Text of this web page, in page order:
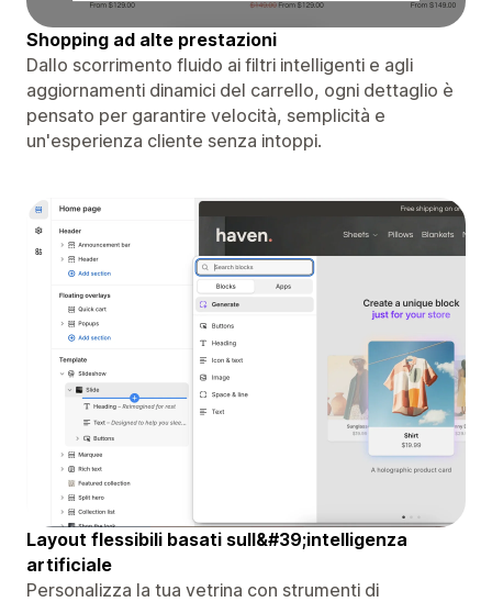
Shopping ad alte prestazioni
Dallo scorrimento fluido ai filtri intelligenti e agli
aggiornamenti dinamici del carrello, ogni dettaglio è
pensato per garantire velocità, semplicità e
un'esperienza cliente senza intoppi.
Layout flessibili basati sull&#39;intelligenza
artificiale
Personalizza la tua vetrina con strumenti di